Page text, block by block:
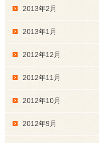
2013年2月
2013年1月
2012年12月
2012年11月
2012年10月
2012年9月